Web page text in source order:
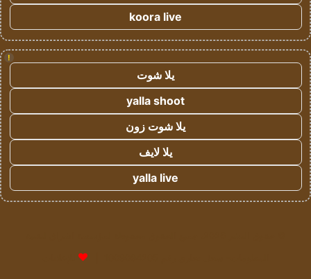
koora live
!
يلا شوت
yalla shoot
يلا شوت زون
يلا لايف
yalla live